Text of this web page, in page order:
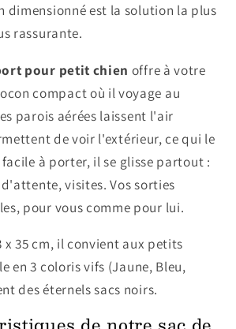
dimensionné est la solution la plus
rassurante.
pour petit chien offre à votre
compact où il voyage au
parois aérées laissent l'air
de voir l'extérieur, ce qui le
à porter, il se glisse partout :
visites. Vos sorties
pour vous comme pour lui.
x 35 cm, il convient aux petits
en 3 coloris vifs (Jaune, Bleu,
des éternels sacs noirs.